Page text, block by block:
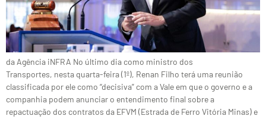
da Agência iNFRA No último dia como ministro dos
Transportes, nesta quarta-feira (1º), Renan Filho terá uma reunião
classificada por ele como “decisiva” com a Vale em que o governo e a
companhia podem anunciar o entendimento final sobre a
repactuação dos contratos da EFVM (Estrada de Ferro Vitória Minas) e